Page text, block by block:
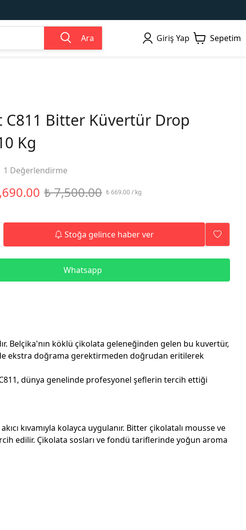
Ara Giriş Yap Sepetim
C811 Bitter Küvertür Drop
Kg
1 Değerlendirme
₺ 7,500.00 ₺ 669.00 / kg
Stoğa gelince haber ver
Whatsapp
Belçika'nın köklü çikolata geleneğinden gelen bu kuvertür,
ekstra doğrama gerektirmeden doğrudan eritilerek
dünya genelinde profesyonel şeflerin tercih ettiği
kıvamıyla kolayca uygulanır. Bitter çikolatalı mousse ve
edilir. Çikolata sosları ve fondü tariflerinde yoğun aroma